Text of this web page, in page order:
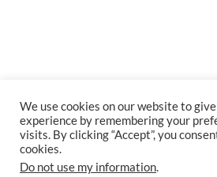
We use cookies on our website to
experience by remembering your
visits. By clicking “Accept”, you
cookies.
Do not use my information.